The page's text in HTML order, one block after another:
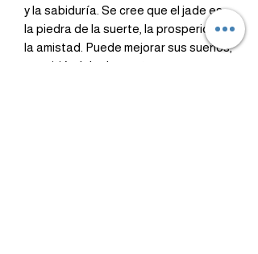
y la sabiduría. Se cree que el jade es
la piedra de la suerte, la prosperidad y
la amistad. Puede mejorar sus sueños,
permitiéndole despertar